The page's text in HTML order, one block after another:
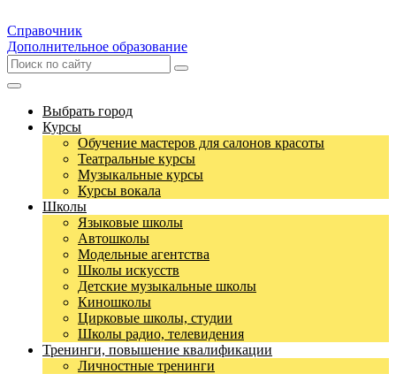
Справочник
Дополнительное образование
Выбрать город
Курсы
Обучение мастеров для салонов красоты
Театральные курсы
Музыкальные курсы
Курсы вокала
Школы
Языковые школы
Автошколы
Модельные агентства
Школы искусств
Детские музыкальные школы
Киношколы
Цирковые школы, студии
Школы радио, телевидения
Тренинги, повышение квалификации
Личностные тренинги